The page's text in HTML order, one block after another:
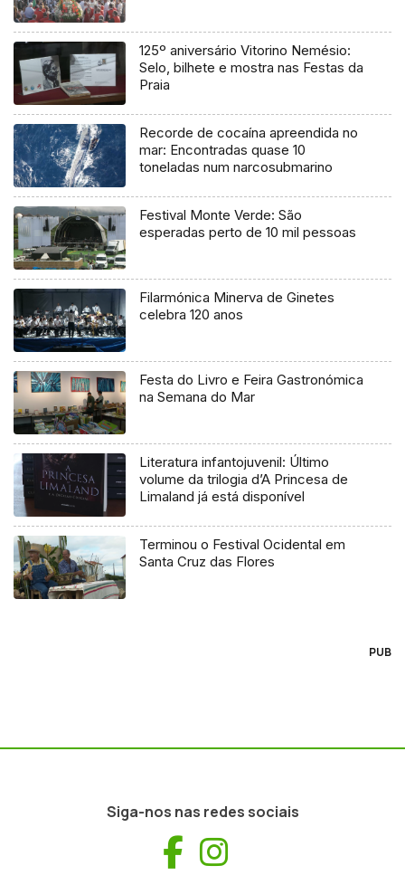
125º aniversário Vitorino Nemésio:
Selo, bilhete e mostra nas Festas da
Praia
Recorde de cocaína apreendida no
mar: Encontradas quase 10
toneladas num narcosubmarino
Festival Monte Verde: São
esperadas perto de 10 mil pessoas
Filarmónica Minerva de Ginetes
celebra 120 anos
Festa do Livro e Feira Gastronómica
na Semana do Mar
Literatura infantojuvenil: Último
volume da trilogia d’A Princesa de
Limaland já está disponível
Terminou o Festival Ocidental em
Santa Cruz das Flores
PUB
Siga-nos nas redes sociais
Facebook